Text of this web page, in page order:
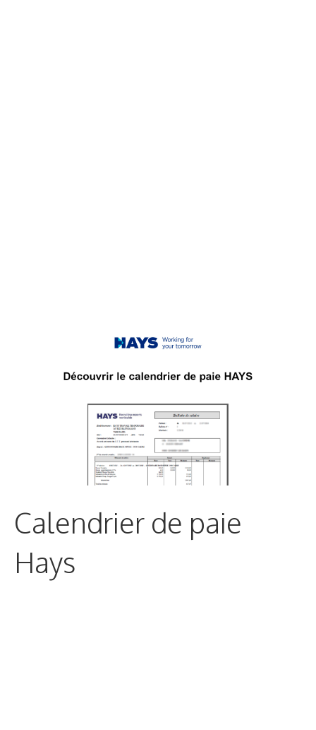
Calendrier de paie
Hays